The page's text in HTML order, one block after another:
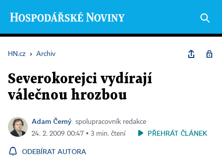
HN.cz › Archiv
Severokorejci vydírají
válečnou hrozbou
Adam Černý spolupracovník redakce
24. 2. 2009 00:47 ▪ 3 min. čtení
PŘEHRÁT ČLÁNEK
ODEBÍRAT AUTORA